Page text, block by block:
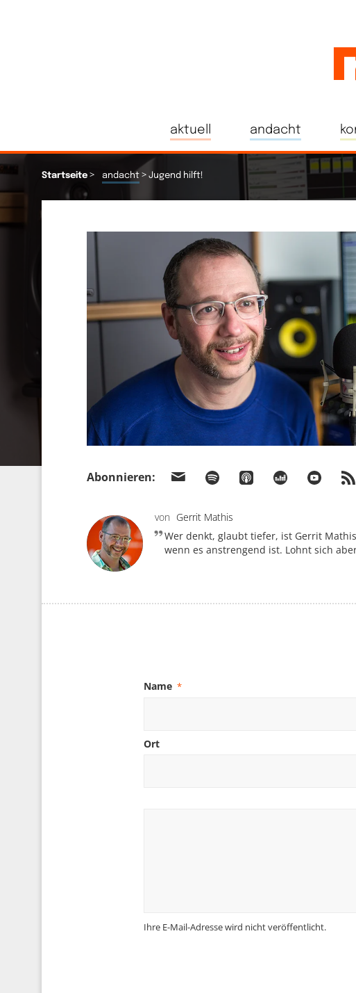
aktuell andacht
Startseite > andacht > Jugend hilft!
Abonnieren:
von Gerrit Mathis
Wer denkt, glaubt tiefer, ist Gerrit
wenn es anstrengend ist. Lohnt sich
Name *
Ort
Ihre E-Mail-Adresse wird nicht veröffentlicht.